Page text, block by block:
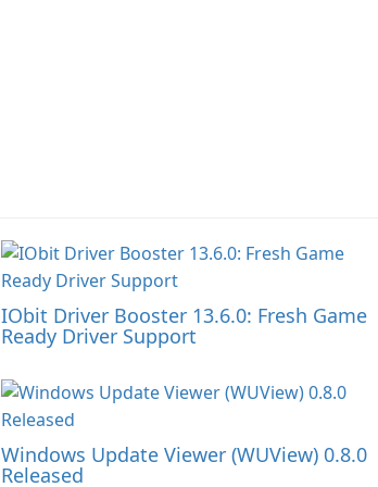
IObit Driver Booster 13.6.0: Fresh Game
Ready Driver Support
Windows Update Viewer (WUView) 0.8.0
Released